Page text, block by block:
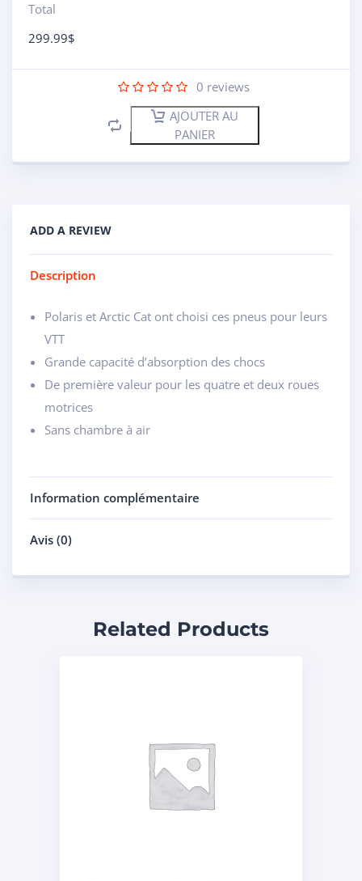
Total
299.99$
0 reviews
AJOUTER AU
PANIER
ADD A REVIEW
Description
Polaris et Arctic Cat ont choisi ces pneus pour leurs
VTT
Grande capacité d’absorption des chocs
De première valeur pour les quatre et deux roues
motrices
Sans chambre à air
Information complémentaire
Avis (0)
Related Products